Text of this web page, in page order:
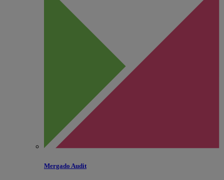
Mergado Audit